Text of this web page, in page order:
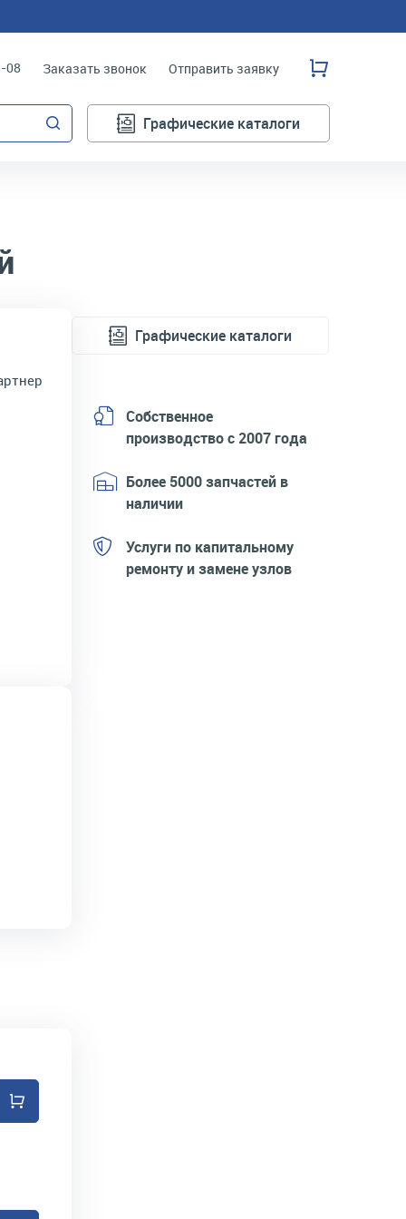
08 Заказать звонок Отправить заявку
Графические каталоги
Графические каталоги
Собственное
производство с 2007 года
Более 5000 запчастей в
наличии
Услуги по капитальному
ремонту и замене узлов